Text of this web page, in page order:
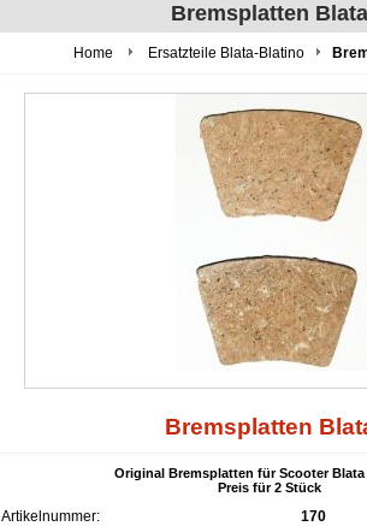
Bremsplatten Blata
Home Ersatzteile Blata-Blatino
Bremsplatten
Original Bremsplatten für Scooter
Preis für 2 Stück
Artikelnummer: 170